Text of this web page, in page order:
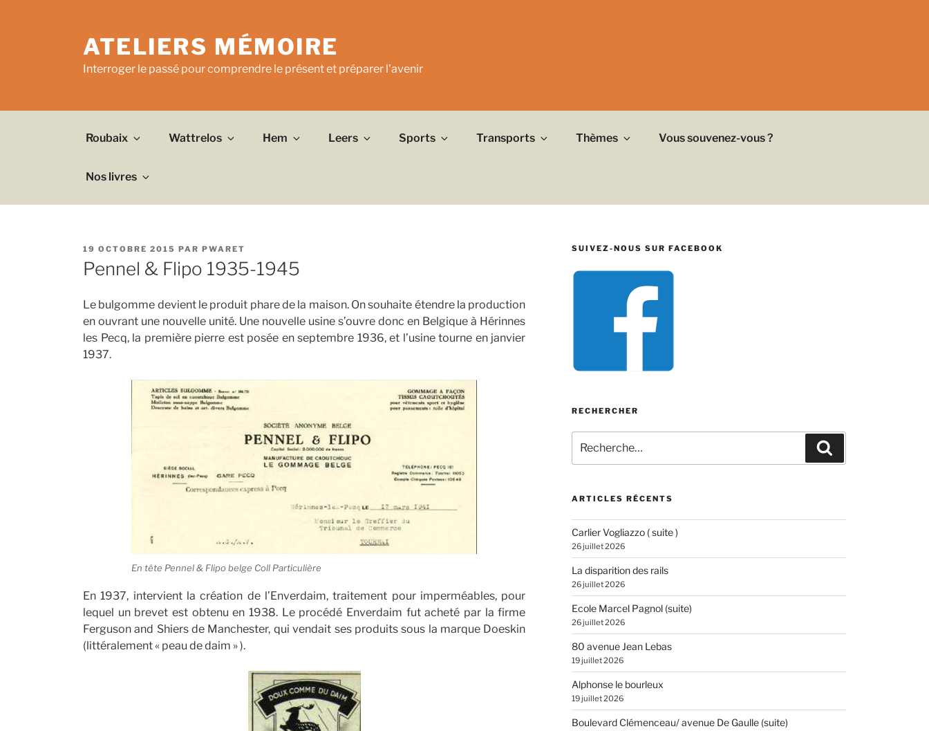
ATELIERS MÉMOIRE
Interroger le passé pour comprendre le présent et préparer l'avenir
Roubaix Wattrelos Hem Leers Sports Transports Thèmes Vous souvenez-vous ?
Nos livres
PUBLIÉ
LE
19 OCTOBRE 2015 PAR PWARET
Pennel & Flipo 1935-1945
Le bulgomme devient le produit phare de la maison. On souhaite étendre la production
en ouvrant une nouvelle unité. Une nouvelle usine s’ouvre donc en Belgique à Hérinnes
les Pecq, la première pierre est posée en septembre 1936, et l’usine tourne en janvier
1937.
En tête Pennel & Flipo belge Coll Particulière
En 1937, intervient la création de l’Enverdaim, traitement pour imperméables, pour
lequel un brevet est obtenu en 1938. Le procédé Enverdaim fut acheté par la firme
Ferguson and Shiers de Manchester, qui vendait ses produits sous la marque Doeskin
(littéralement « peau de daim » ).
SUIVEZ-NOUS SUR FACEBOOK
RECHERCHER
pour
:
ARTICLES RÉCENTS
Carlier Vogliazzo ( suite )
26 juillet 2026
La disparition des rails
26 juillet 2026
Ecole Marcel Pagnol (suite)
26 juillet 2026
80 avenue Jean Lebas
19 juillet 2026
Alphonse le bourleux
19 juillet 2026
Boulevard Clémenceau/ avenue De Gaulle (suite)